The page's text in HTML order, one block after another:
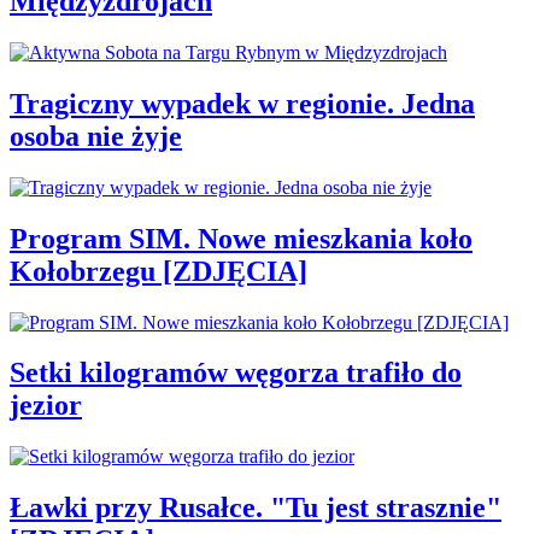
Tragiczny wypadek w regionie. Jedna
osoba nie żyje
Program SIM. Nowe mieszkania koło
Kołobrzegu [ZDJĘCIA]
Setki kilogramów węgorza trafiło do
jezior
Ławki przy Rusałce. "Tu jest strasznie"